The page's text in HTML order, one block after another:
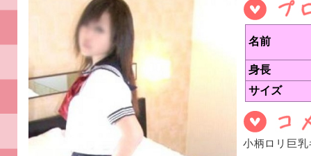
名前
身長
サイズ
小柄ロリ巨